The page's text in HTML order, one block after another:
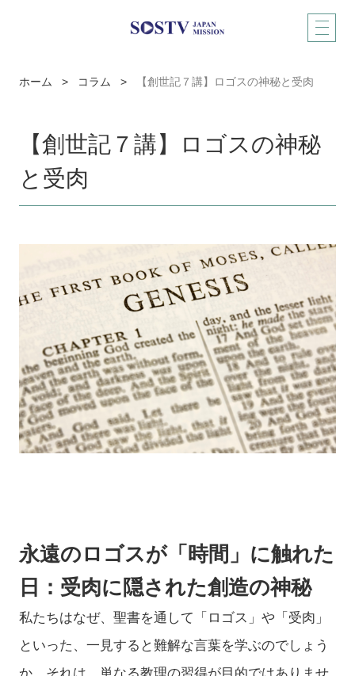
ホーム > コラム > 【創世記７講】ロゴスの神秘と受肉
【創世記７講】ロゴスの神秘
と受肉
永遠のロゴスが「時間」に触れた
日：受肉に隠された創造の神秘
私たちはなぜ、聖書を通して「ロゴス」や「受肉」
といった、一見すると難解な言葉を学ぶのでしょう
か。それは、単なる教理の習得が目的ではありませ